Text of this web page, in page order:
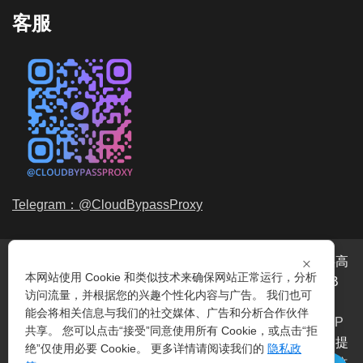
客服
Telegram：@CloudBypassProxy
代理服务提供商，我们提供高
品质、永不过期的动态代理IP池流量包，价格最低2元/GB
起。我们的IP资源包括超过3.5亿的动态住宅IP和机房IP，
覆盖全球200多个国家。支持HTTP代理IP 和 Socks5代理IP
协议，IP可用率超过99%。购买我们的服务即可享受穿云提
×
本网站使用 Cookie 和类似技术来确保网站正常运行，分析
访问流量，并根据您的兴趣个性化内容与广告。 我们也可
能会将相关信息与我们的社交媒体、广告和分析合作伙伴
共享。 您可以点击“接受”同意使用所有 Cookie，或点击“拒
绝”仅使用必要 Cookie。 更多详情请阅读我们的 隐私政